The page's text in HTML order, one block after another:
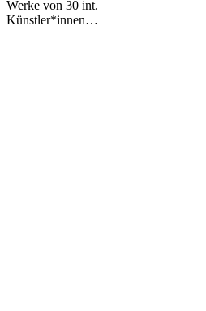
Werke von 30 int.
Künstler*innen…